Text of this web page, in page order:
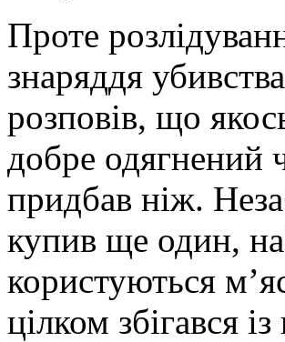
Проте
знаряддя
розповів, що
добре одягнений
придбав ніж.
купив ще один,
користуються
цілком збігався